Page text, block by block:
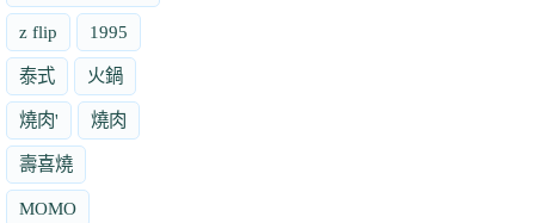
z flip 1995
泰式 火鍋
燒肉' 燒肉
壽喜燒
MOMO